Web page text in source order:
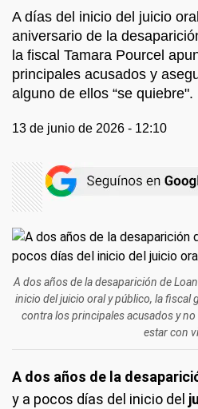
A días del inicio del juicio
aniversario de la
la fiscal Tamara Pourcel
principales acusados y
alguno de ellos “se quiebre".
13 de junio de 2026 - 12:10
A dos años de la desaparición de
inicio del juicio oral y público, la fiscal
contra los principales acusados y
estar con
A dos años de la
y a pocos días del inicio del